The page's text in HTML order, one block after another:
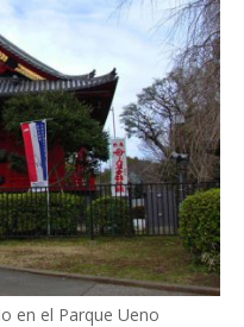
en el Parque Ueno